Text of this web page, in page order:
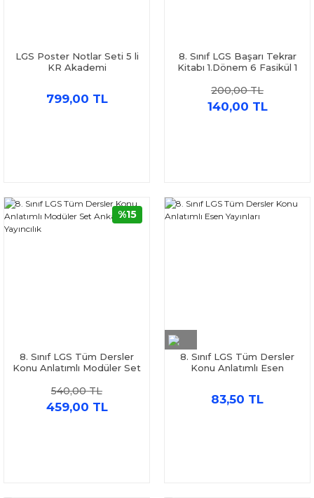
LGS Poster Notlar Seti 5 li
KR Akademi
799,00 TL
8. Sınıf LGS Başarı Tekrar
Kitabı 1.Dönem 6 Fasikül 1
200,00 TL
140,00 TL
8. Sınıf LGS Tüm Dersler
Konu Anlatımlı Modüler Set
540,00 TL
459,00 TL
%15
8. Sınıf LGS Tüm Dersler
Konu Anlatımlı Esen
83,50 TL